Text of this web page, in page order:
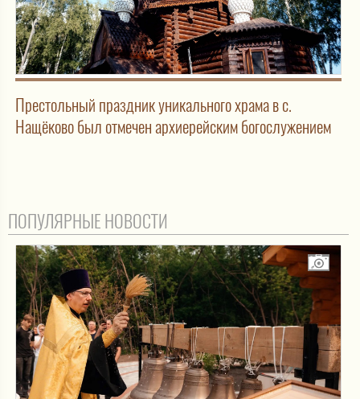
Престольный праздник уникального храма в с.
Нащёково был отмечен архиерейским богослужением
ПОПУЛЯРНЫЕ НОВОСТИ